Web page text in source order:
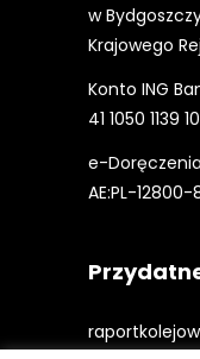
w
Krajowego
Konto ING
41 1050 1139
e-
AE:PL-